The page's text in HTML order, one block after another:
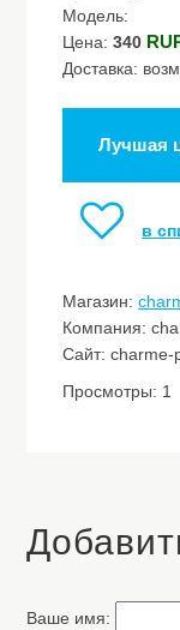
Модель:
Цена:340
Доставка:
Лучшая
в
Магазин:
Компания:
Сайт: charme-
Просмотры: 1
Ваше имя: